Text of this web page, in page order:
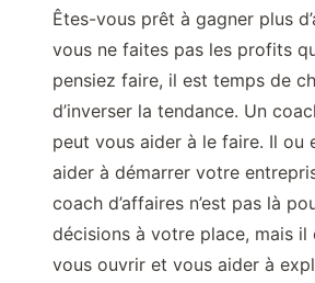
Êtes-vous prêt à gagner plus
vous ne faites pas les profits
pensiez faire, il est temps de
d’inverser la tendance. Un
peut vous aider à le faire. Il ou
aider à démarrer votre
coach d’affaires n’est pas là
décisions à votre place, mais il
vous ouvrir et vous aider à